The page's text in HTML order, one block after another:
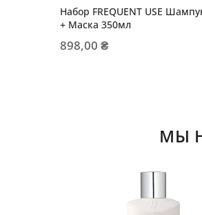
Набор FREQUENT USE
+ Маска 350мл
898,00 ₴
МЫ